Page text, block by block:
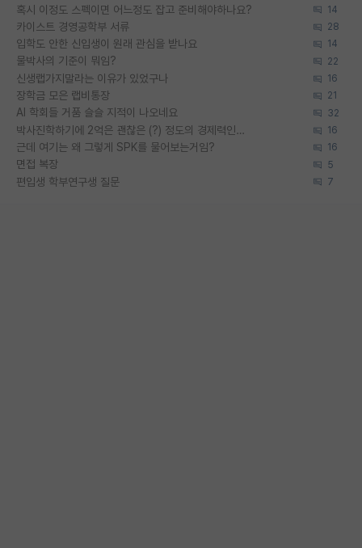
혹시 이정도 스펙이면 어느정도 잡고 준비해야하나요? 14
카이스트 경영공학부 서류 28
입학도 안한 신입생이 원래 관심을 받나요 14
물박사의 기준이 뭐임? 22
신생랩가지말라는 이유가 있었구나 16
장학금 모은 랩비통장 21
AI 학회들 거품 슬슬 지적이 나오네요 32
박사진학하기에 2억은 괜찮은 (?) 정도의 경제력인가요 16
근데 여기는 왜 그렇게 SPK를 물어보는거임? 16
면접 복장 5
편입생 학부연구생 질문 7